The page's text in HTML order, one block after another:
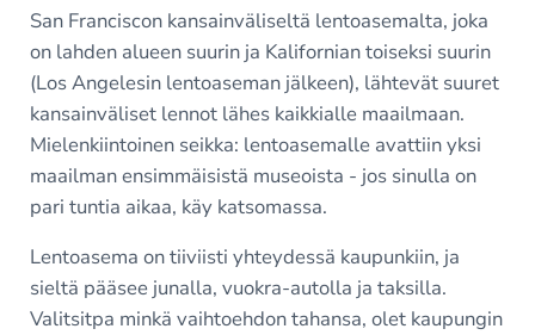
San Franciscon kansainväliseltä lentoasemalta, joka
on lahden alueen suurin ja Kalifornian toiseksi suurin
(Los Angelesin lentoaseman jälkeen), lähtevät suuret
kansainväliset lennot lähes kaikkialle maailmaan.
Mielenkiintoinen seikka: lentoasemalle avattiin yksi
maailman ensimmäisistä museoista - jos sinulla on
pari tuntia aikaa, käy katsomassa.
Lentoasema on tiiviisti yhteydessä kaupunkiin, ja
sieltä pääsee junalla, vuokra-autolla ja taksilla.
Valitsitpa minkä vaihtoehdon tahansa, olet kaupungin